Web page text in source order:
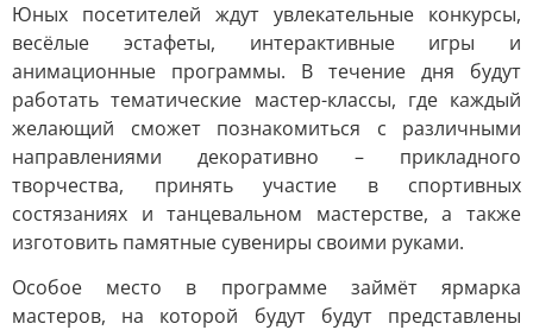
Юных посетителей ждут увлекательные конкурсы,
весёлые эстафеты, интерактивные игры и
анимационные программы. В течение дня будут
работать тематические мастер-классы, где каждый
желающий сможет познакомиться с различными
направлениями декоративно – прикладного
творчества, принять участие в спортивных
состязаниях и танцевальном мастерстве, а также
изготовить памятные сувениры своими руками.
Особое место в программе займёт ярмарка
мастеров, на которой будут будут представлены